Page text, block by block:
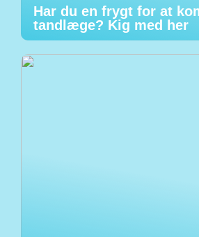
Har du en frygt for at
tandlæge? Kig med her